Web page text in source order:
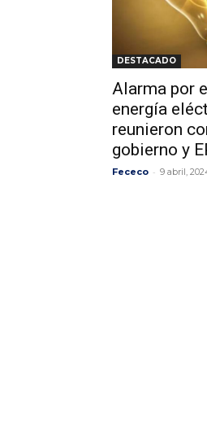
DESTACADO
Alarma por
energía
reunieron
gobierno y
Fececo - 9 abril,